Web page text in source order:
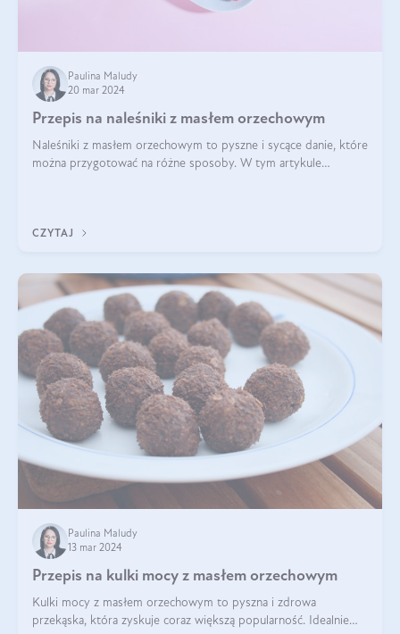
Paulina Maludy
20 mar 2024
Przepis na naleśniki z masłem orzechowym
Naleśniki z masłem orzechowym to pyszne i sycące danie, które
można przygotować na różne sposoby. W tym artykule
CZYTAJ
Paulina Maludy
13 mar 2024
Przepis na kulki mocy z masłem orzechowym
Kulki mocy z masłem orzechowym to pyszna i zdrowa
przekąska, która zyskuje coraz większą popularność. Idealnie